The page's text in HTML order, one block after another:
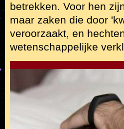
betrekken. Voor hen
maar zaken die door
veroorzaakt, en
wetenschappelijke